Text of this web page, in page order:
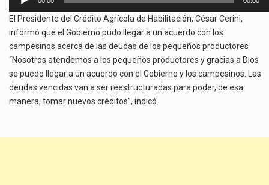
audio
El Presidente del Crédito Agrícola de Habilitación, César Cerini,
informó que el Gobierno pudo llegar a un acuerdo con los
campesinos acerca de las deudas de los pequeños productores
“Nosotros atendemos a los pequeños productores y gracias a Dios
se puedo llegar a un acuerdo con el Gobierno y los campesinos. Las
deudas vencidas van a ser reestructuradas para poder, de esa
manera, tomar nuevos créditos”, indicó.